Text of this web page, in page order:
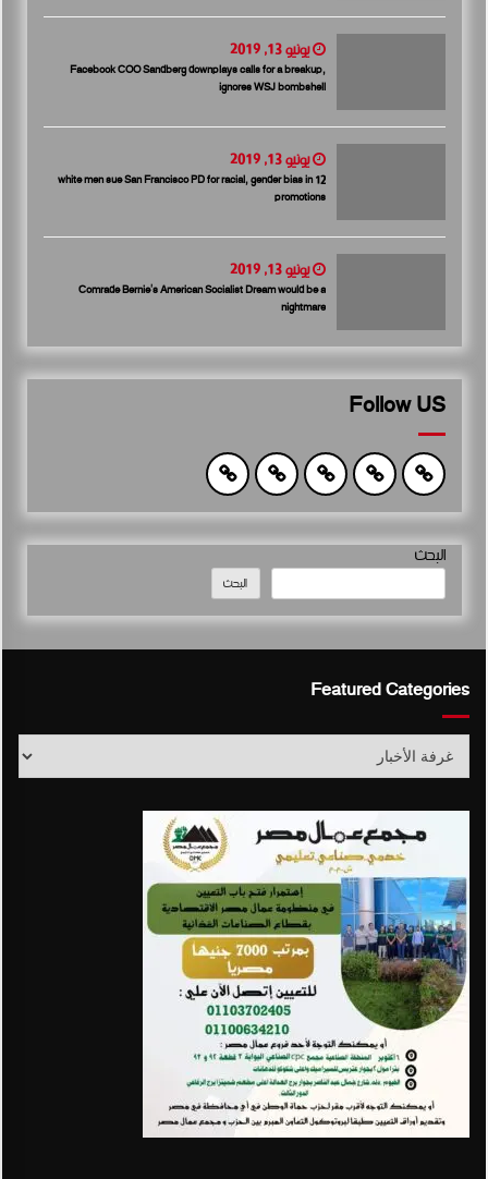
يونيو 13, 2019
Facebook COO Sandberg downplays calls for a breakup,
ignores WSJ bombshell
يونيو 13, 2019
12 white men sue San Francisco PD for racial, gender bias in
promotions
يونيو 13, 2019
Comrade Bernie’s American Socialist Dream would be a
nightmare
Follow US
البحث
البحث
Featured Categories
Categories